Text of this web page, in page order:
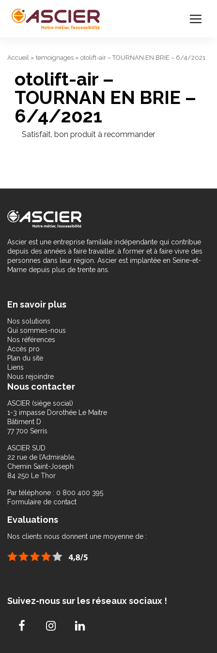
Accueil » temoignages » otolift-air – TOURNAN EN BRIE – 6/4/2021
otolift-air –
TOURNAN EN BRIE –
6/4/2021
Satisfait, bon produit à recommander
Ascier est une entreprise familiale indépendante qui contribue
depuis des années à faire travailler, à former et à faire vivre des
personnes dans leur région. Ascier est implantée en Seine-et-
Marne depuis plus de trente ans.
En savoir plus
Nos solutions
Qui sommes-nous
Nos références
Accès pro
Plan du site
Liens
Nous rejoindre
Nous contacter
ASCIER (siège social)
1-3 impasse Dorothée Le Maitre
Bâtiment D
77 700 Serris
ASCIER SUD
22 rue de l’Admirable,
Chemin Saint-Joseph
84 250 Le Thor
Par téléphone : 0 800 400 395
Formulaire de contact
Evaluations
Nos clients nous donnent une moyenne de :
Suivez-nous sur les réseaux sociaux !